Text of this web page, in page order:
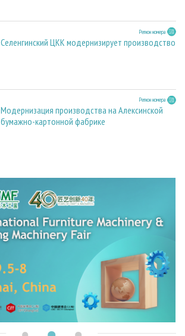
Регион номера
Селенгинский ЦКК модернизирует производство
Регион номера
Модернизация производства на Алексинской
бумажно-картонной фабрике